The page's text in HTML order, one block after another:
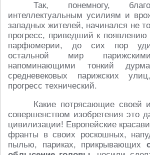
Так, понемногу,
интеллектуальным усилиям и
западных жителей, начинался не
прогресс, приведший к
парфюмерии, до сих пор
остальной мир
напоминающими тонкий
средневековых парижских
прогресс технический.
Какие потрясающие своей
совершенством изобретения это
цивилизации! Европейские
франты в своих роскошных,
пылью, париках, прикрывающих